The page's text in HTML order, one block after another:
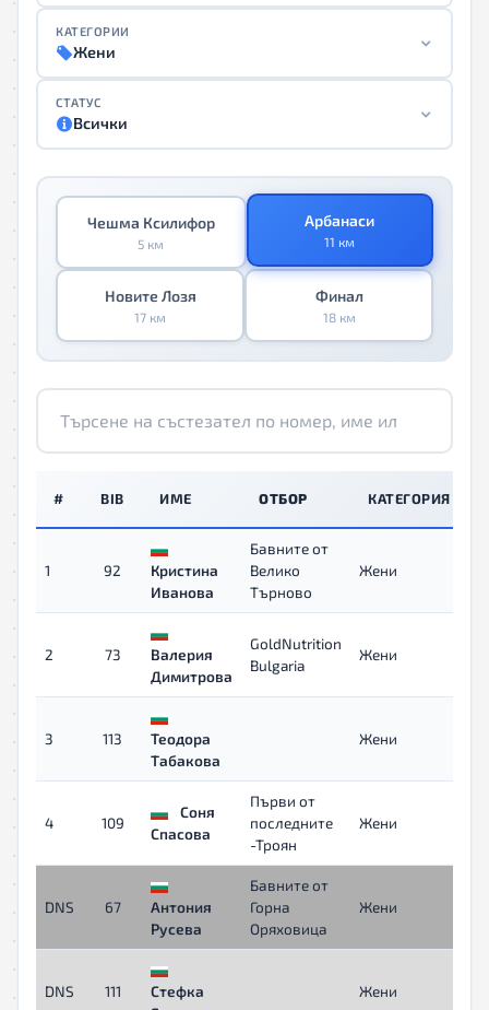
КАТЕГОРИИ
Жени
СТАТУС
Всички
Чешма Ксилифор
5 км
Арбанаси
11 км
Новите Лозя
17 км
Финал
18 км
# BIB ИМЕ ОТБОР КАТЕГОРИЯ
1 92
Кристина
Иванова
Бавните от
Велико
Търново
Жени
2 73
Валерия
Димитрова
GoldNutrition
Bulgaria
Жени
3 113
Теодора
Табакова
Жени
4 109
Соня
Спасова
Първи от
последните
-Троян
Жени
DNS 67
Антония
Русева
Бавните от
Горна
Оряховица
Жени
DNS 111
Стефка
Жени